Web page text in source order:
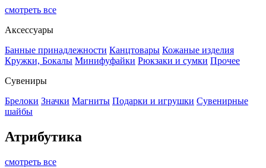
смотреть все
Аксессуары
Банные принадлежности Канцтовары Кожаные изделия
Кружки, Бокалы Минифуфайки Рюкзаки и сумки Прочее
Сувениры
Брелоки Значки Магниты Подарки и игрушки Сувенирные
шайбы
Атрибутика
смотреть все